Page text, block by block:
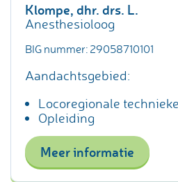
Klompe, dhr. drs. L.
Anesthesioloog
BIG nummer: 29058710101
Aandachtsgebied:
Locoregionale
Opleiding
Meer informatie